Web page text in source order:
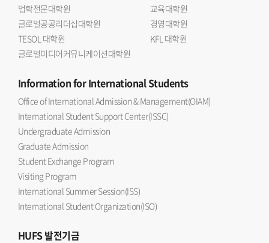
법학전문대학원
교육대학원
글로벌공공리더십대학원
경영대학원
TESOL 대학원
KFL 대학원
글로벌미디어커뮤니케이션대학원
Informationfor International Students
Office of International Admission & Management(OIAM)
International Student Support Center(ISSC)
Undergraduate Admission
Graduate Admission
Student Exchange Program
Visiting Program
International Summer Session(ISS)
International Student Organization(ISO)
HUFS발전기금